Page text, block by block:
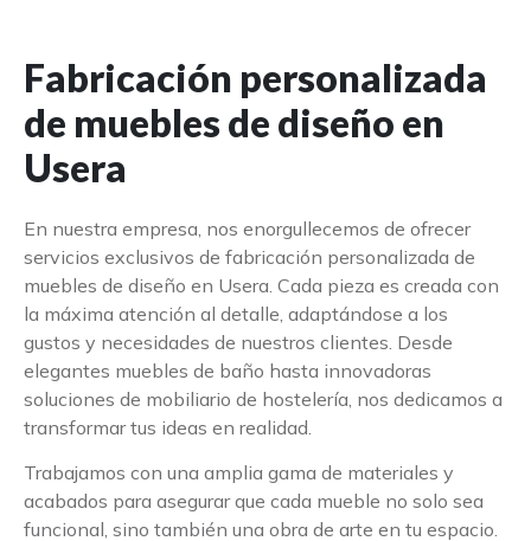
Fabricación personalizada
de muebles de diseño en
Usera
En nuestra empresa, nos enorgullecemos de ofrecer
servicios exclusivos de fabricación personalizada de
muebles de diseño en Usera. Cada pieza es creada con
la máxima atención al detalle, adaptándose a los
gustos y necesidades de nuestros clientes. Desde
elegantes muebles de baño hasta innovadoras
soluciones de mobiliario de hostelería, nos dedicamos a
transformar tus ideas en realidad.
Trabajamos con una amplia gama de materiales y
acabados para asegurar que cada mueble no solo sea
funcional, sino también una obra de arte en tu espacio.